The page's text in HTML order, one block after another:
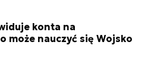
konta na
może nauczyć się Wojsko